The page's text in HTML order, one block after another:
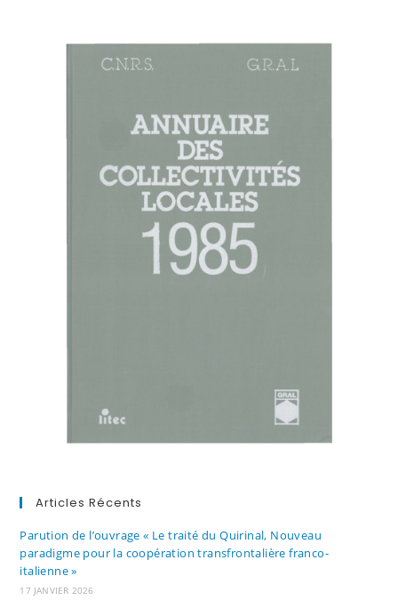
Articles Récents
Parution de l’ouvrage « Le traité du Quirinal, Nouveau
paradigme pour la coopération transfrontalière franco-
italienne »
17 JANVIER 2026